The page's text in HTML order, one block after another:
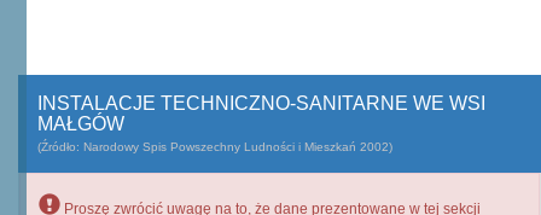
INSTALACJE TECHNICZNO-SANITARNE WE WSI
MAŁGÓW
(Źródło: Narodowy Spis Powszechny Ludności i Mieszkań 2002)
Proszę zwrócić uwagę na to, że dane prezentowane w tej sekcji